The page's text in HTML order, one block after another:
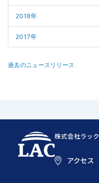
2018年
2017年
過去のニュースリリース
株式会社ラック
アクセス